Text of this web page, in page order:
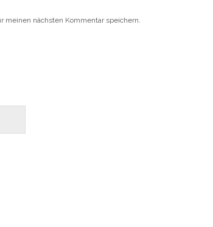
nächsten Kommentar speichern.